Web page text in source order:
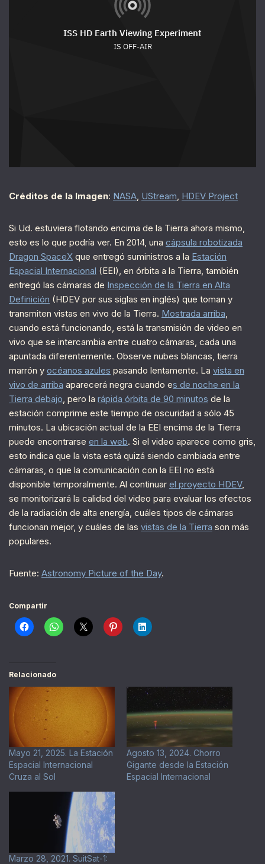
Créditos de la Imagen: NASA, UStream, HDEV Project
Si Ud. estuviera flotando encima de la Tierra ahora mismo,
esto es lo que podría ver. En 2014, una cápsula robotizada
Dragon SpaceX que entregó suministros a la Estación
Espacial Internacional (EEI), en órbita a la Tierra, también
entregó las cámaras de Inspección de la Tierra en Alta
Definición (HDEV por sus siglas en inglés) que toman y
transmiten vistas en vivo de la Tierra. Mostrada arriba,
cuando está funcionando, está la transmisión de video en
vivo que se intercambia entre cuatro cámaras, cada una
apuntada diferentemente. Observe nubes blancas, tierra
marrón y océanos azules pasando lentamente. La vista en
vivo de arriba aparecerá negra cuando es de noche en la
Tierra debajo, pero la rápida órbita de 90 minutos de la
estación comprime este tiempo de oscuridad a sólo 45
minutos. La ubicación actual de la EEI encima de la Tierra
puede encontrarse en la web. Si el video aparece como gris,
esto indica que la vista está quizá siendo cambiada entre
cámaras, o que la comunicación con la EEI no está
disponible temporalmente. Al continuar el proyecto HDEV,
se monitorizará la calidad del video para evaluar los efectos
de la radiación de alta energía, cuáles tipos de cámaras
funcionan mejor, y cuáles de las vistas de la Tierra son más
populares.
Fuente: Astronomy Picture of the Day.
Compartir
Relacionado
Mayo 21, 2025. La Estación
Espacial Internacional
Cruza al Sol
Agosto 13, 2024. Chorro
Gigante desde la Estación
Espacial Internacional
Marzo 28, 2021. SuitSat-1: